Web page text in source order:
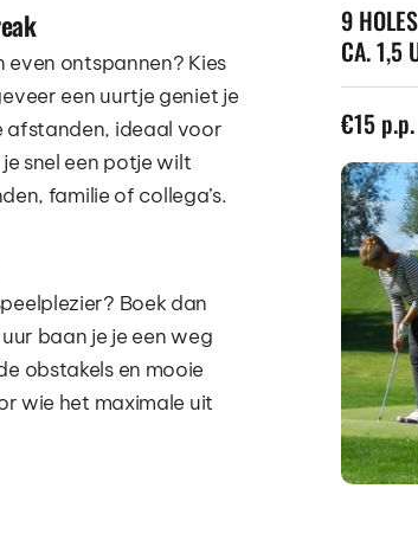
ontspannen? Kies
een uurtje geniet je
afstanden, ideaal voor
snel een potje wilt
familie of collega’s.
Boek dan
uur baan je je een weg
obstakels en mooie
wie het maximale uit
9
CA. 1,5
€15 p.p.